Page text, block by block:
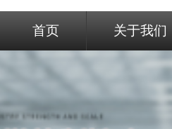
首页 关于我们